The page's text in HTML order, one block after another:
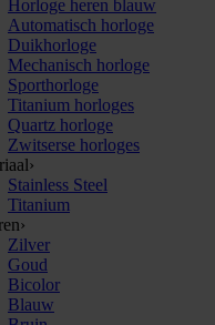
Horloge heren blauw
Automatisch horloge
Duikhorloge
Mechanisch horloge
Sporthorloge
Titanium horloges
Quartz horloge
Zwitserse horloges
›
Stainless Steel
Titanium
›
Zilver
Goud
Bicolor
Blauw